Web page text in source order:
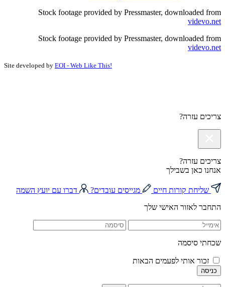
Stock footage provided by Pressmaster, downloaded from
videvo.net
Stock footage provided by Pressmaster, downloaded from
videvo.net
Site developed by EOI - Web Like This!
צריכים עזרה?
צריכים עזרה?
אנחנו כאן בשבילך
שליחת קורות חיים מגייסים עובדים?
דברו עם יועץ השמה
התחבר לאזור האישי שלך
שכחתי סיסמה
זכור אותי לפעמים הבאות
כניסה